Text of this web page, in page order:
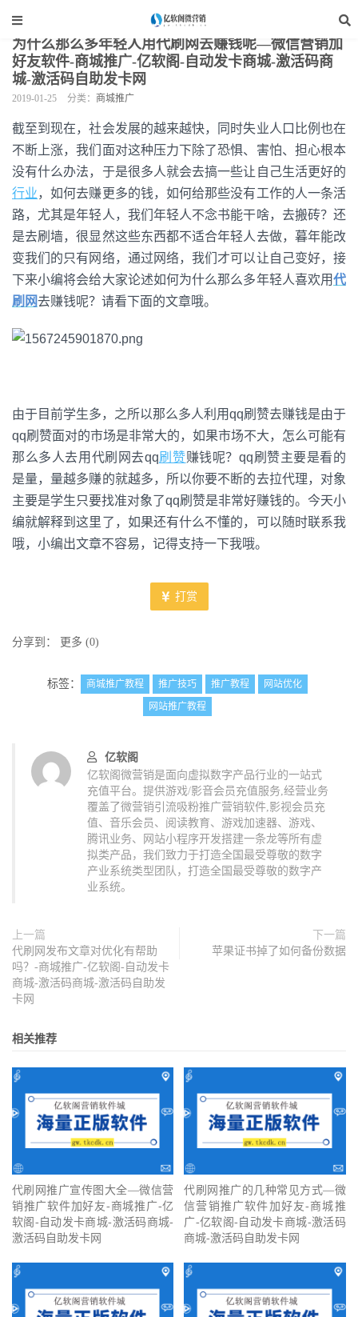
当前位置： 网站装修 > 商城推广
为什么那么多年轻人用代刷网去赚钱呢—微信营销加
好友软件-商城推广-亿软阁-自动发卡商城-激活码商
城-激活码自助发卡网
2019-01-25 分类： 商城推广
截至到现在，社会发展的越来越快，同时失业人口比例也在
不断上涨，我们面对这种压力下除了恐惧、害怕、担心根本
没有什么办法，于是很多人就会去搞一些让自己生活更好的
行业，如何去赚更多的钱，如何给那些没有工作的人一条活
路，尤其是年轻人，我们年轻人不念书能干啥，去搬砖？还
是去刷墙，很显然这些东西都不适合年轻人去做，暮年能改
变我们的只有网络，通过网络，我们才可以让自己变好，接
下来小编将会给大家论述如何为什么那么多年轻人喜欢用代
刷网去赚钱呢？请看下面的文章哦。
由于目前学生多，之所以那么多人利用qq刷赞去赚钱是由于
qq刷赞面对的市场是非常大的，如果市场不大，怎么可能有
那么多人去用代刷网去qq刷赞赚钱呢？qq刷赞主要是看的
是量，量越多赚的就越多，所以你要不断的去拉代理，对象
主要是学生只要找准对象了qq刷赞是非常好赚钱的。今天小
编就解释到这里了，如果还有什么不懂的，可以随时联系我
哦，小编出文章不容易，记得支持一下我哦。
打赏
分享到： 更多 (0)
标签： 商城推广教程 推广技巧 推广教程
网站优化
网站推广教程
亿软阁
亿软阁微营销是面向虚拟数字产品行业的一站式
充值平台。提供游戏/影音会员充值服务,经营业务
覆盖了微营销引流吸粉推广营销软件,影视会员充
值、音乐会员、阅读教育、游戏加速器、游戏、
腾讯业务、网站小程序开发搭建一条龙等所有虚
拟类产品，我们致力于打造全国最受尊敬的数字
产业系统类型团队，打造全国最受尊敬的数字产
业系统。
上一篇
代刷网发布文章对优化有帮助
吗？-商城推广-亿软阁-自动发卡
商城-激活码商城-激活码自助发
卡网
下一篇
苹果证书掉了如何备份数据
相关推荐
代刷网推广宣传图大全—微信营
销推广软件加好友-商城推广-亿
软阁-自动发卡商城-激活码商城-
激活码自助发卡网
代刷网推广的几种常见方式—微
信营销推广软件加好友-商城推
广-亿软阁-自动发卡商城-激活码
商城-激活码自助发卡网